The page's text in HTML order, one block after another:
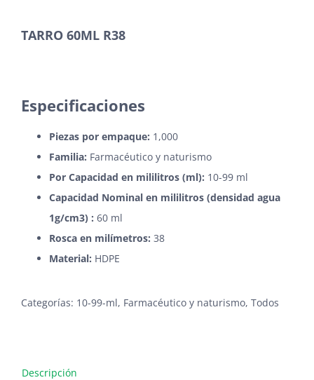
TARRO 60ML R38
Especificaciones
Piezas por empaque: 1,000
Familia: Farmacéutico y naturismo
Por Capacidad en mililitros (ml): 10-99 ml
Capacidad Nominal en mililitros (densidad agua
1g/cm3) : 60 ml
Rosca en milímetros: 38
Material: HDPE
Categorías: 10-99-ml, Farmacéutico y naturismo, Todos
Descripción